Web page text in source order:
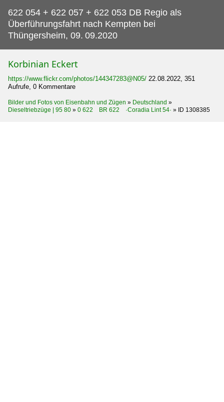
622 054 + 622 057 + 622 053 DB Regio als
Überführungsfahrt nach Kempten bei
Thüngersheim, 09. 09.2020
Korbinian Eckert
https://www.flickr.com/photos/144347283@N05/ 22.08.2022, 351
Aufrufe, 0 Kommentare
Bilder und Fotos von Eisenbahn und Zügen » Deutschland »
Dieseltriebzüge | 95 80 » 0 622 BR 622 ·Coradia Lint 54· » ID 1308385